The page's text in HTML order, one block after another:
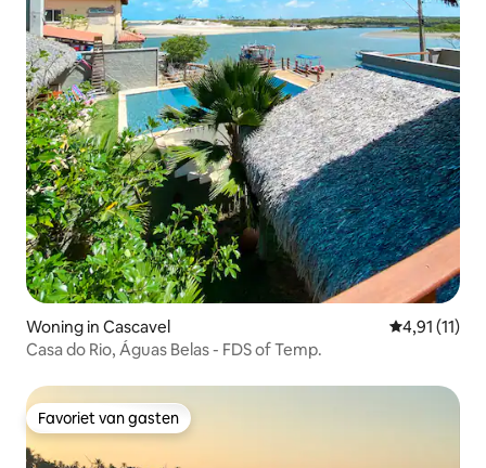
Woning in Cascavel Gemiddelde
4,91 (11)
Casa do Rio, Águas Belas - FDS of Temp.
Favoriet van gasten
Favoriet van gasten